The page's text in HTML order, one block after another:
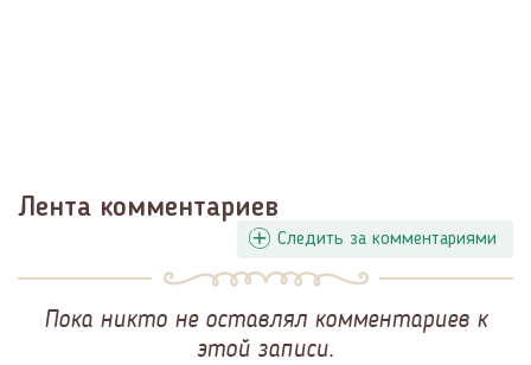
Лента комментариев
Следить за комментариями
Пока никто не оставлял комментариев к
этой записи.